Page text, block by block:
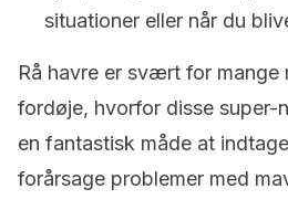
situationer eller når du
Rå havre er svært for mange
fordøje, hvorfor disse
en fantastisk måde at
forårsage problemer med